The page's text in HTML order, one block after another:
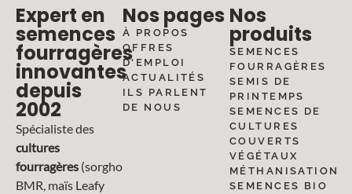
Expert en
semences
fourragères
innovantes
depuis
2002
Spécialiste des
cultures
fourragères (sorgho
BMR, maïs Leafy
Nos pages
À PROPOS
OFFRES
D'EMPLOI
ACTUALITÉS
ILS PARLENT
DE NOUS
Nos
produits
SEMENCES
FOURRAGÈRES
SEMIS DE
PRINTEMPS
SEMENCES DE
CULTURES
COUVERTS
VÉGÉTAUX
MÉTHANISATION
SEMENCES BIO